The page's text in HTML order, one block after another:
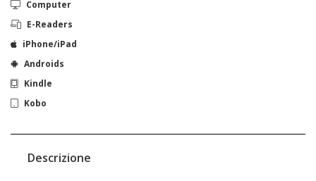
Computer
E-Readers
iPhone/iPad
Androids
Kindle
Kobo
Descrizione